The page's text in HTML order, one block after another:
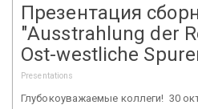
Презентация
"Ausstrahlung der
Ost-westliche
Presentations
Глубокоуважаемые коллеги! 30